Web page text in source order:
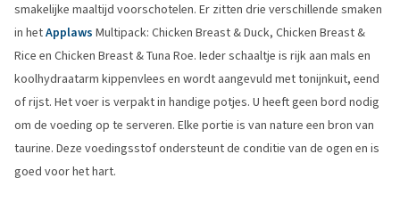
smakelijke maaltijd voorschotelen. Er zitten drie verschillende smaken
in hetApplaws Multipack: Chicken Breast & Duck, Chicken Breast &
Rice en Chicken Breast & Tuna Roe. Ieder schaaltje is rijk aan mals en
koolhydraatarm kippenvlees en wordt aangevuld met tonijnkuit, eend
of rijst. Het voer is verpakt in handige potjes. U heeft geen bord nodig
om de voeding op te serveren. Elke portie is van nature een bron van
taurine. Deze voedingsstof ondersteunt de conditie van de ogen en is
goed voor het hart.